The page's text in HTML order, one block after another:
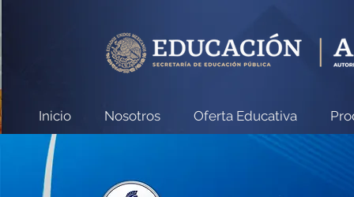
Inicio Nosotros Oferta Educativa